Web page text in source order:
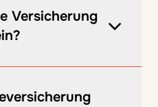
Versicherung
vor Reiseantritt